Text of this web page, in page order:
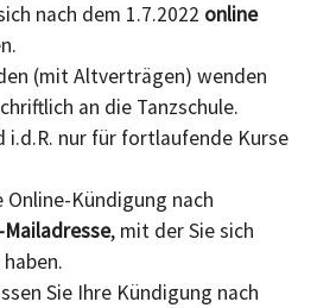
nach dem 1.7.2022 online
(mit Altverträgen) wenden
an die Tanzschule.
i.d.R. nur für fortlaufende Kurse
Online-Kündigung nach
Mailadresse, mit der Sie sich
Sie Ihre Kündigung nach